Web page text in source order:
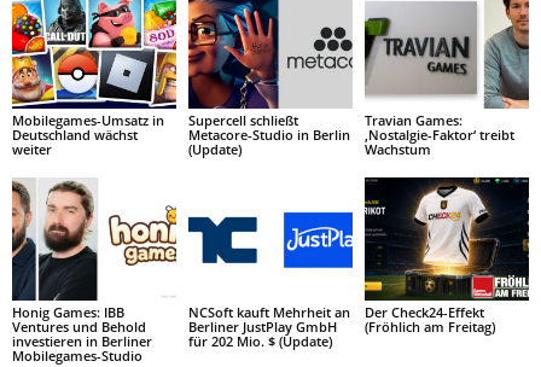
Mobilegames-Umsatz in
Deutschland wächst
weiter
Supercell schließt
Metacore-Studio in Berlin
(Update)
Travian Games:
‚Nostalgie-Faktor‘ treibt
Wachstum
Honig Games: IBB
Ventures und Behold
investieren in Berliner
Mobilegames-Studio
NCSoft kauft Mehrheit an
Berliner JustPlay GmbH
für 202 Mio. $ (Update)
Der Check24-Effekt
(Fröhlich am Freitag)